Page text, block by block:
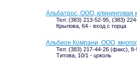
Альбатрос, ООО, клининговая
Тел: (383) 213-52-95, (383)
Крылова, 64 - вход с торца
Альбион Компани, ООО,
Тел: (383) 217-44-26 (факс),
Титова, 10/1 - цоколь